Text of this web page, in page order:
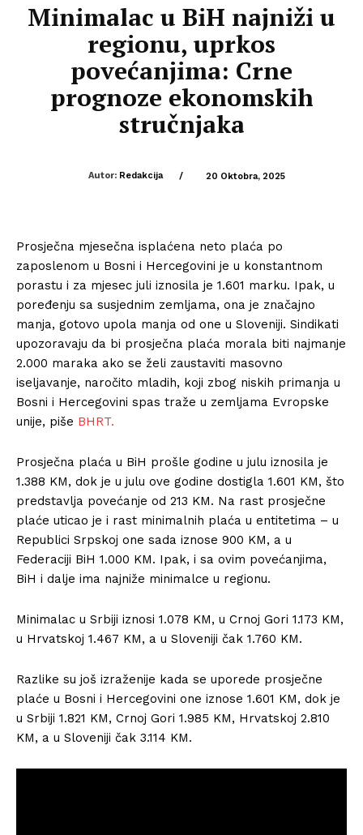
Minimalac u BiH najniži u
regionu, uprkos
povećanjima: Crne
prognoze ekonomskih
stručnjaka
Autor: Redakcija / 20 Oktobra, 2025
Prosječna mjesečna isplaćena neto plaća po
zaposlenom u Bosni i Hercegovini je u konstantnom
porastu i za mjesec juli iznosila je 1.601 marku. Ipak, u
poređenju sa susjednim zemljama, ona je značajno
manja, gotovo upola manja od one u Sloveniji. Sindikati
upozoravaju da bi prosječna plaća morala biti najmanje
2.000 maraka ako se želi zaustaviti masovno
iseljavanje, naročito mladih, koji zbog niskih primanja u
Bosni i Hercegovini spas traže u zemljama Evropske
unije, piše BHRT.
Prosječna plaća u BiH prošle godine u julu iznosila je
1.388 KM, dok je u julu ove godine dostigla 1.601 KM, što
predstavlja povećanje od 213 KM. Na rast prosječne
plaće uticao je i rast minimalnih plaća u entitetima – u
Republici Srpskoj one sada iznose 900 KM, a u
Federaciji BiH 1.000 KM. Ipak, i sa ovim povećanjima,
BiH i dalje ima najniže minimalce u regionu.
Minimalac u Srbiji iznosi 1.078 KM, u Crnoj Gori 1.173 KM,
u Hrvatskoj 1.467 KM, a u Sloveniji čak 1.760 KM.
Razlike su još izraženije kada se uporede prosječne
plaće u Bosni i Hercegovini one iznose 1.601 KM, dok je
u Srbiji 1.821 KM, Crnoj Gori 1.985 KM, Hrvatskoj 2.810
KM, a u Sloveniji čak 3.114 KM.